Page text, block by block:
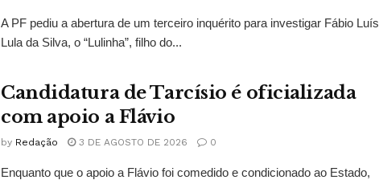
A PF pediu a abertura de um terceiro inquérito para investigar Fábio Luís
Lula da Silva, o “Lulinha”, filho do...
Candidatura de Tarcísio é oficializada
com apoio a Flávio
by Redação 3 DE AGOSTO DE 2026 0
Enquanto que o apoio a Flávio foi comedido e condicionado ao Estado,